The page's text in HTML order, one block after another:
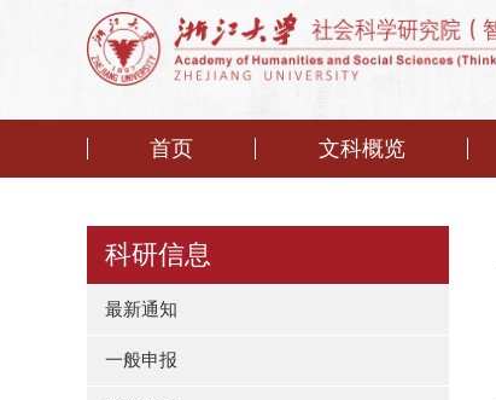
首页 文科概览
科研信息
最新通知
一般申报